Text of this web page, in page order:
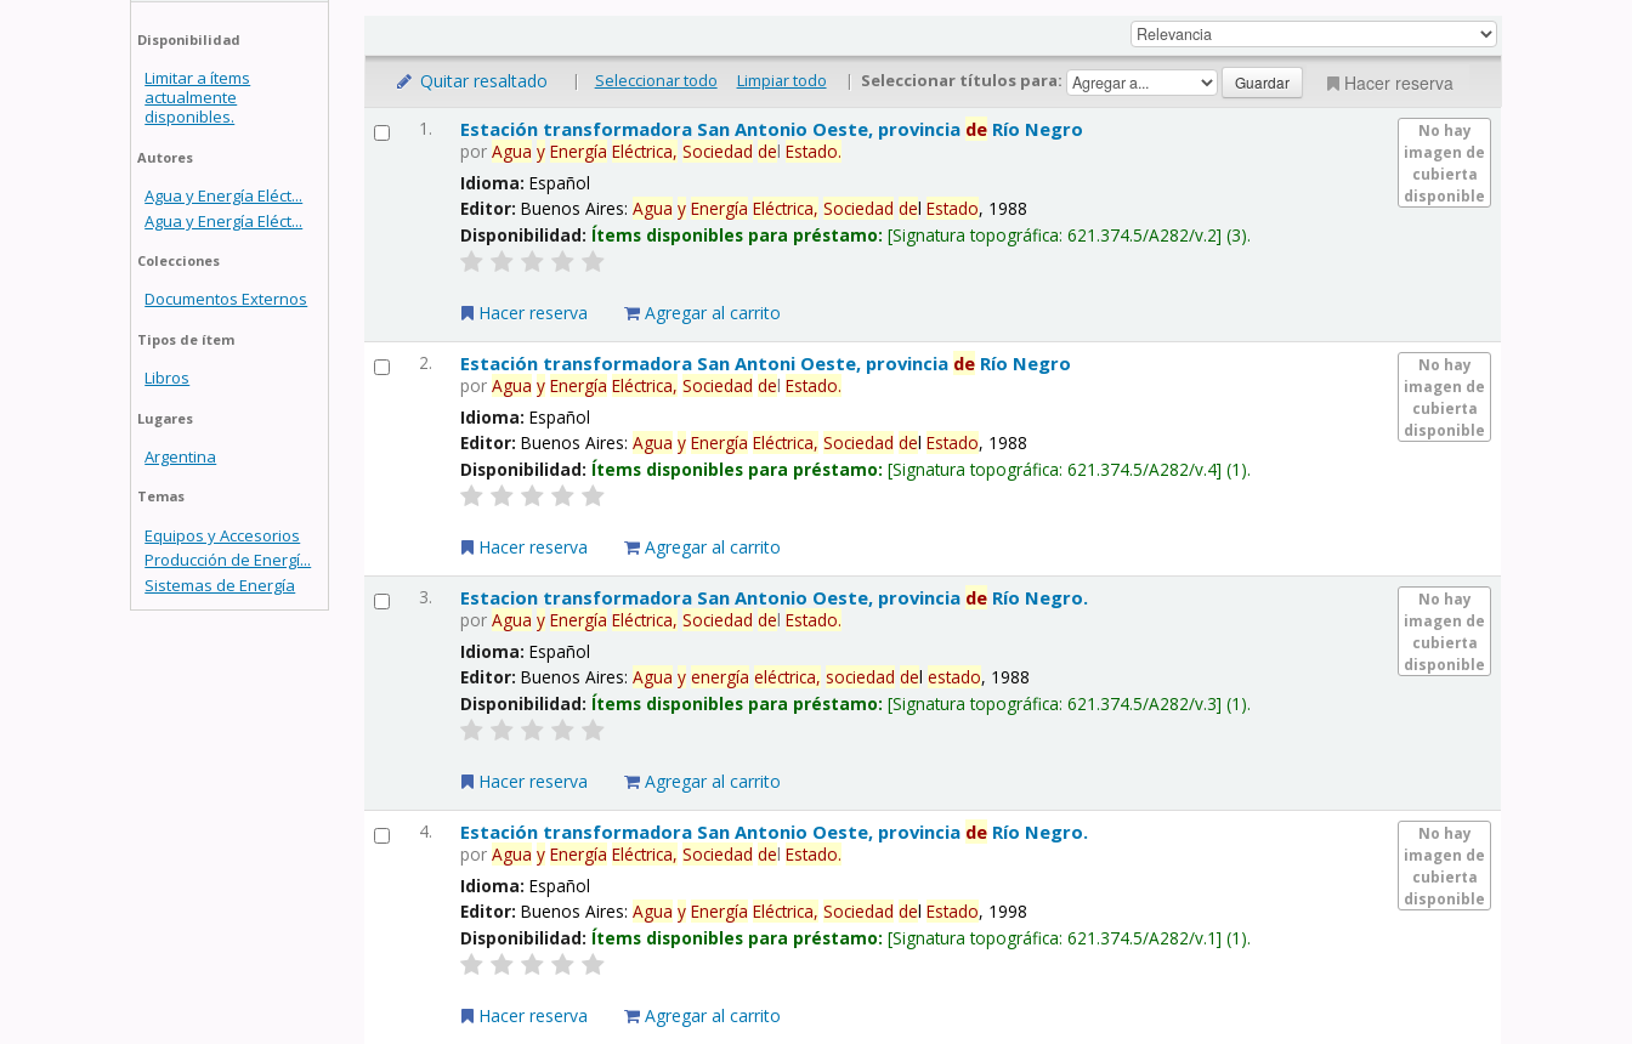
Disponibilidad
Limitar a ítems
actualmente
disponibles.
Autores
Agua y Energía Eléct...
Agua y Energía Eléct...
Colecciones
Documentos Externos
Tipos de ítem
Libros
Lugares
Argentina
Temas
Equipos y Accesorios
Producción de Energí...
Sistemas de Energía
Quitar resaltado | Seleccionar todo Limpiar todo | Seleccionar títulos para: Hacer reserva
1.
No hay
imagen de
cubierta
disponible
Estación transformadora San Antonio Oeste, provincia de Río Negro
porAgua y Energía Eléctrica, Sociedad delEstado.
Idioma:Español
Editor:Buenos Aires:Agua y Energía Eléctrica, Sociedad delEstado, 1988
Disponibilidad: Ítems disponibles para préstamo: Signatura topográfica:621.374.5/A282/v.2 (3).
Hacer reserva Agregar al carrito
2.
No hay
imagen de
cubierta
disponible
Estación transformadora San Antoni Oeste, provincia de Río Negro
porAgua y Energía Eléctrica, Sociedad delEstado.
Idioma:Español
Editor:Buenos Aires:Agua y Energía Eléctrica, Sociedad delEstado, 1988
Disponibilidad: Ítems disponibles para préstamo: Signatura topográfica:621.374.5/A282/v.4 (1).
Hacer reserva Agregar al carrito
3.
No hay
imagen de
cubierta
disponible
Estacion transformadora San Antonio Oeste, provincia de Río Negro.
porAgua y Energía Eléctrica, Sociedad delEstado.
Idioma:Español
Editor:Buenos Aires:Agua y energía eléctrica, sociedad delestado, 1988
Disponibilidad: Ítems disponibles para préstamo: Signatura topográfica:621.374.5/A282/v.3 (1).
Hacer reserva Agregar al carrito
4.
No hay
imagen de
cubierta
disponible
Estación transformadora San Antonio Oeste, provincia de Río Negro.
porAgua y Energía Eléctrica, Sociedad delEstado.
Idioma:Español
Editor:Buenos Aires:Agua y Energía Eléctrica, Sociedad delEstado, 1998
Disponibilidad: Ítems disponibles para préstamo: Signatura topográfica:621.374.5/A282/v.1 (1).
Hacer reserva Agregar al carrito